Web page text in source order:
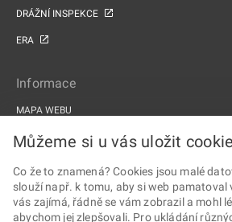
DRÁŽNÍ INSPEKCE
ERA
Informace
MAPA WEBU
PROHLÁŠENÍ O PŘÍSTUPNOSTI
PROJEKTY EU
Můžeme si u vás uložit
Co že to znamená? Cookies jsou malé
slouží např. k tomu, aby si web pamatoval
vás zajímá, řádně se vám zobrazil a mohl
abychom jej zlepšovali. Pro ukládání